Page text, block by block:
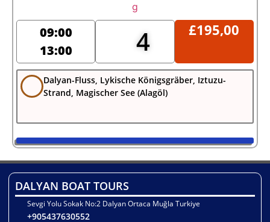
09:00
13:00
4 £195,00
Dalyan-Fluss, Lykische Königsgräber, Iztuzu-
Strand, Magischer See (Alagöl)
DALYAN BOAT TOURS
Sevgi Yolu Sokak No:2 Dalyan Ortaca Muğla Turkiye
+905437630552